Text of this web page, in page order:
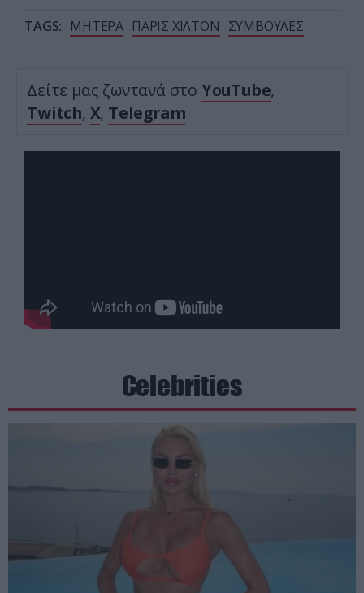
TAGS: ΜΗΤΕΡΑ ΠΑΡΙΣ ΧΙΛΤΟΝ ΣΥΜΒΟΥΛΕΣ
Δείτε μας ζωντανά στο YouTube,
Twitch, X, Telegram
Celebrities